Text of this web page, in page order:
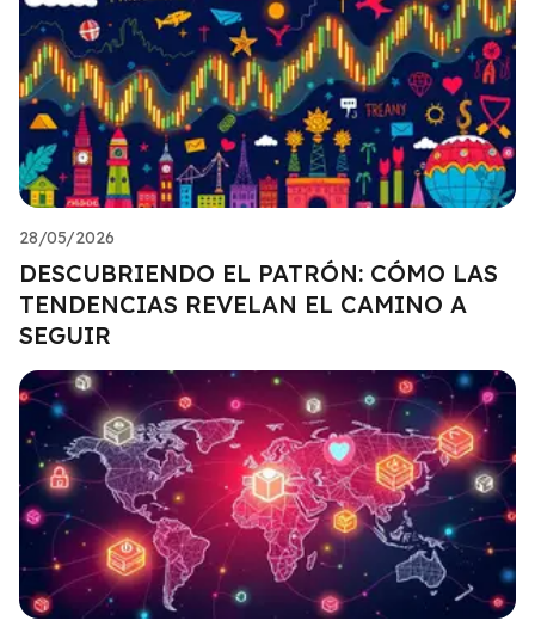
28/05/2026
DESCUBRIENDO EL PATRÓN: CÓMO LAS
TENDENCIAS REVELAN EL CAMINO A
SEGUIR